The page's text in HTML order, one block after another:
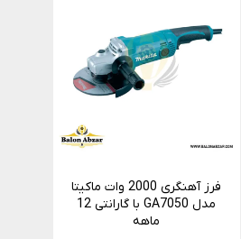
فرز آهنگری 2000 وات ماکیتا
مدل GA7050 با گارانتی 12
ماهه